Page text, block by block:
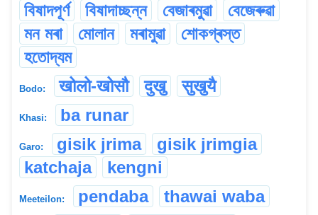
বিষাদপূৰ্ণ
বিষাদাচ্ছন্ন বেজাৰমুৱা
বেজেৰুৱা
মন মৰা
মোলান মৰামুৱা
শোকগ্ৰস্ত
হতোদ্যম
Bodo: खोलो-खोसौ दुखु सुखुयै
Khasi: ba runar
Garo: gisik jrima
gisik jrimgia
katchaja
kengni
Meeteilon: pendaba thawai waba